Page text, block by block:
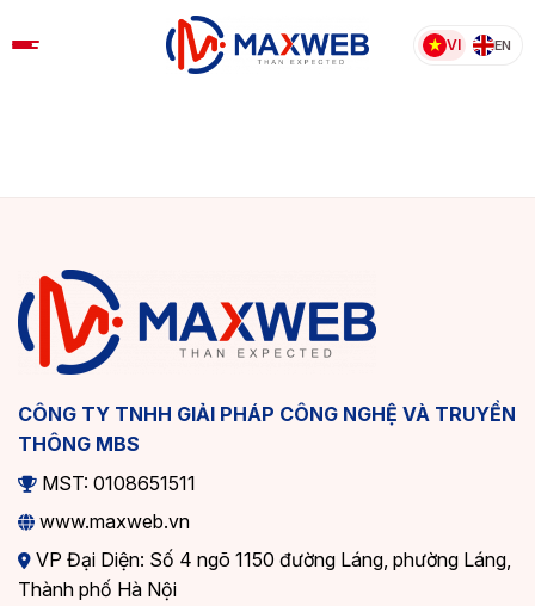
to
VI EN
CÔNG TY TNHH GIẢI PHÁP CÔNG NGHỆ VÀ TRUYỀN
THÔNG MBS
MST: 0108651511
www.maxweb.vn
VP Đại Diện: Số 4 ngõ 1150 đường Láng, phường Láng,
Thành phố Hà Nội